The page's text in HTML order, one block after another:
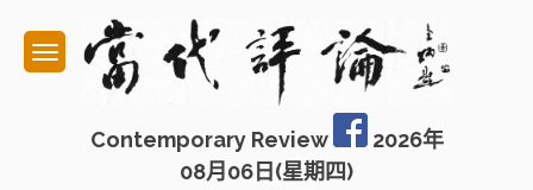
content
Contemporary Review
2026年
08月06日(星期四)